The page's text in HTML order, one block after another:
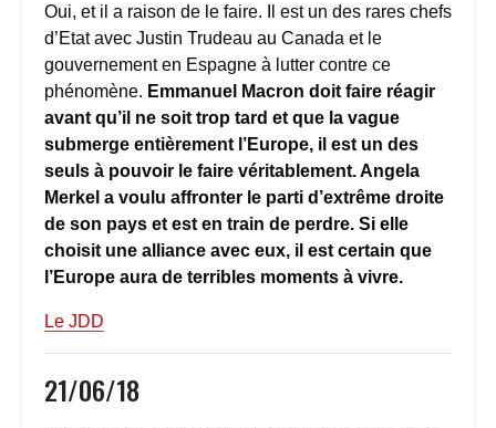
Oui, et il a raison de le faire. Il est un des rares chefs
d’Etat avec Justin Trudeau au Canada et le
gouvernement en Espagne à lutter contre ce
phénomène. Emmanuel Macron doit faire réagir
avant qu’il ne soit trop tard et que la vague
submerge entièrement l’Europe, il est un des
seuls à pouvoir le faire véritablement. Angela
Merkel a voulu affronter le parti d’extrême droite
de son pays et est en train de perdre. Si elle
choisit une alliance avec eux, il est certain que
l’Europe aura de terribles moments à vivre.
Le JDD
21/06/18